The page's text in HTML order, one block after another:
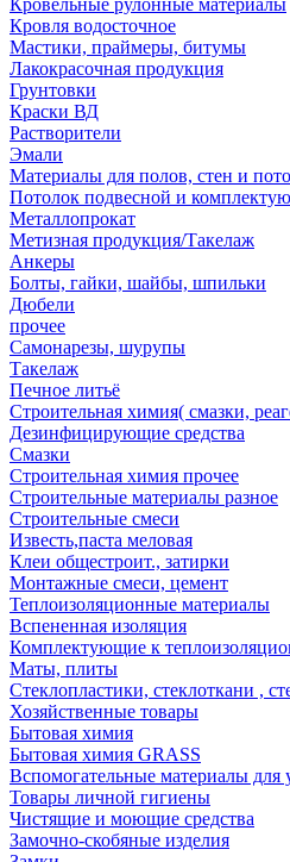
Кровельные рулонные материалы
Кровля водосточное
Мастики, праймеры, битумы
Лакокрасочная продукция
Грунтовки
Краски ВД
Растворители
Эмали
Материалы для полов, стен и
Потолок подвесной и
Металлопрокат
Метизная продукция/Такелаж
Анкеры
Болты, гайки, шайбы, шпильки
Дюбели
прочее
Самонарезы, шурупы
Такелаж
Печное литьё
Строительная химия( смазки,
Дезинфицирующие средства
Смазки
Строительная химия прочее
Строительные материалы разное
Строительные смеси
Известь,паста меловая
Клеи общестроит., затирки
Монтажные смеси, цемент
Теплоизоляционные материалы
Вспененная изоляция
Комплектующие к
Маты, плиты
Стеклопластики, стеклоткани ,
Хозяйственные товары
Бытовая химия
Бытовая химия GRASS
Вспомогательные материалы для
Товары личной гигиены
Чистящие и моющие средства
Замочно-скобяные изделия